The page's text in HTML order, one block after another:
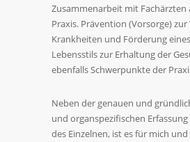
Zusammenarbeit mit Fachärzten
Praxis. Prävention (Vorsorge)
Krankheiten und Förderung
Lebensstils zur Erhaltung der
ebenfalls Schwerpunkte der
Neben der genauen und
und organspezifischen
des Einzelnen, ist es für mich